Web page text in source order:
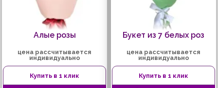
Алые розы
цена рассчитывается
индивидуально
Купить в 1 клик
Букет из 7 белых роз
цена рассчитывается
индивидуально
Купить в 1 клик